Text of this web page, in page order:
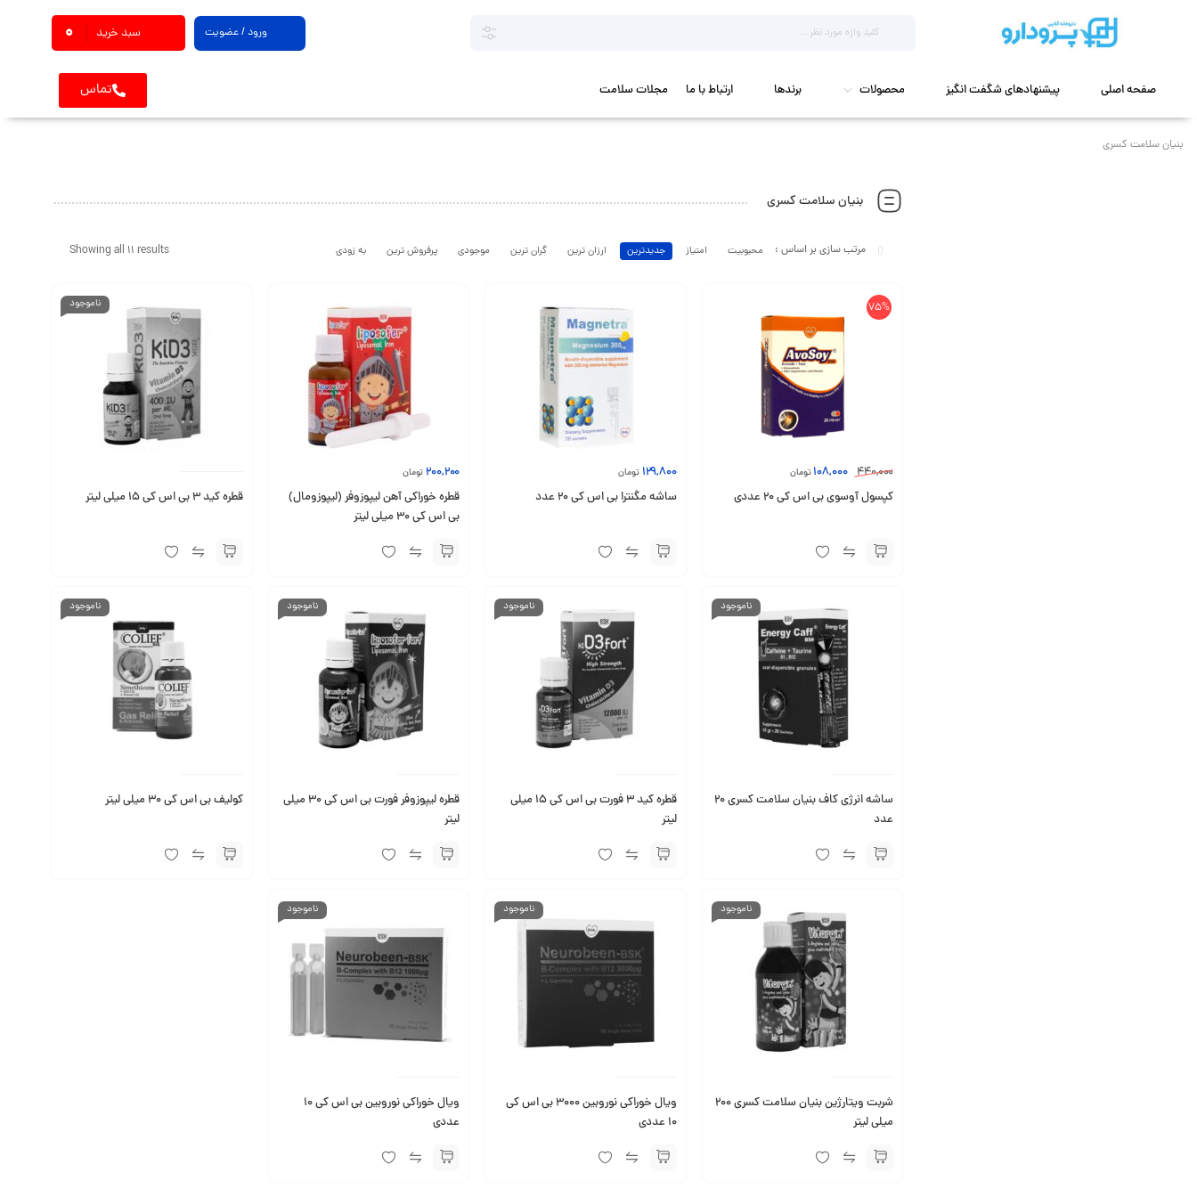
ورود / عضویت سبد خرید 0
صفحه اصلی پیشنهادهای شگفت انگیز محصولات برندها ارتباط با ما مجلات سلامت تماس
بنیان سلامت کسری
بنیان سلامت کسری
Showing all 11 results محبوبیت امتیاز جدیدترین ارزان ترین گران ترین موجودی پرفروش ترین به زودی
75%
440,000
108,000 تومان
کپسول آوسوی بی اس کی 20 عددی
129,800 تومان
ساشه مگنترا بی اس کی 20 عدد
200,200تومان
قطره خوراکی آهن لیپوزوفر (لیپوزومال)
بی اس کی 30 میلی لیتر
ناموجود
قطره کید ۳ بی اس کی ۱۵ میلی لیتر
ناموجود
ساشه انرژی کاف بنیان سلامت کسری 20
عدد
ناموجود
قطره کید ۳ فورت بی اس کی 15 میلی
لیتر
ناموجود
قطره لیپوزوفر فورت بی اس کی 30 میلی
لیتر
ناموجود
کولیف بی اس کی 30 میلی لیتر
ناموجود
شربت ویتارژین بنیان سلامت کسری 200
میلی لیتر
ناموجود
ویال خوراکی نوروبین 3000 بی اس کی
10 عددی
ناموجود
ویال خوراکی نوروبین بی اس کی 10
عددی